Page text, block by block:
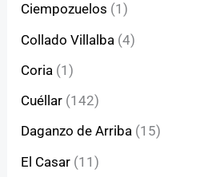
Ciempozuelos (1)
Collado Villalba (4)
Coria (1)
Cuéllar (142)
Daganzo de Arriba (15)
El Casar (11)